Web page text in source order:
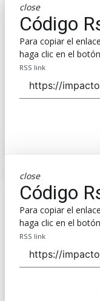
close
Código
Para copiar el
haga clic en el
RSS link
close
Código
Para copiar el
haga clic en el
RSS link